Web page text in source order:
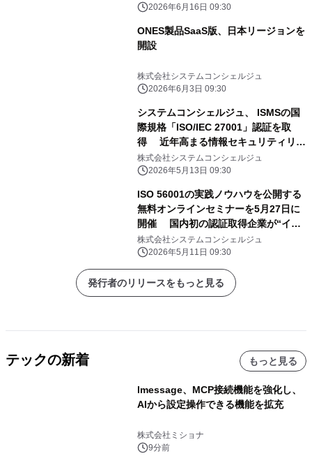
2026年6月16日 09:30
ONES製品SaaS版、日本リージョンを
開設
株式会社システムコンシェルジュ
2026年6月3日 09:30
システムコンシェルジュ、 ISMSの国
際規格「ISO/IEC 27001」認証を取
得 近年高まる情報セキュリティリス
クに対応
株式会社システムコンシェルジュ
2026年5月13日 09:30
ISO 56001の実践ノウハウを公開する
無料オンラインセミナーを5月27日に
開催 国内初の認証取得企業が“イノ
ベーションの仕組み化”の勘所を解説
株式会社システムコンシェルジュ
2026年5月11日 09:30
発行者のリリースをもっと見る
テックの新着 もっと見る
lmessage、MCP接続機能を強化し、
AIから設定操作できる機能を拡充
株式会社ミショナ
9分前